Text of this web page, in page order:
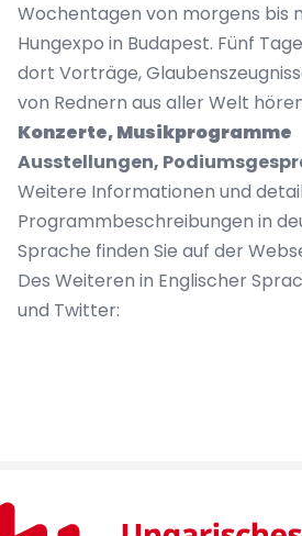
Wochentagen von morgens bis
Hungexpo in Budapest. Fünf
dort Vorträge,
von Rednern aus aller Welt
Konzerte, Musikprogramme
Ausstellungen,
Weitere Informationen und
Programmbeschreibungen in
Sprache finden Sie auf der
Des Weiteren in Englischer
und Twitter: